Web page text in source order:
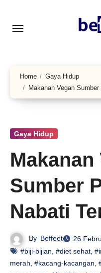
konten
Home
Gaya Hidup
Makanan Vegan
Gaya Hidup
Makanan
Sumber
Nabati
By Beffeet
26
#biji-bijian #diet sehat
merah #kacang-kacangan